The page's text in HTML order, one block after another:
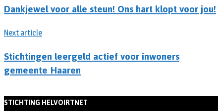
Dankjewel voor alle steun! Ons hart klopt voor jou!
Next article
Stichtingen leergeld actief voor inwoners
gemeente Haaren
STICHTING HELVOIRTNET